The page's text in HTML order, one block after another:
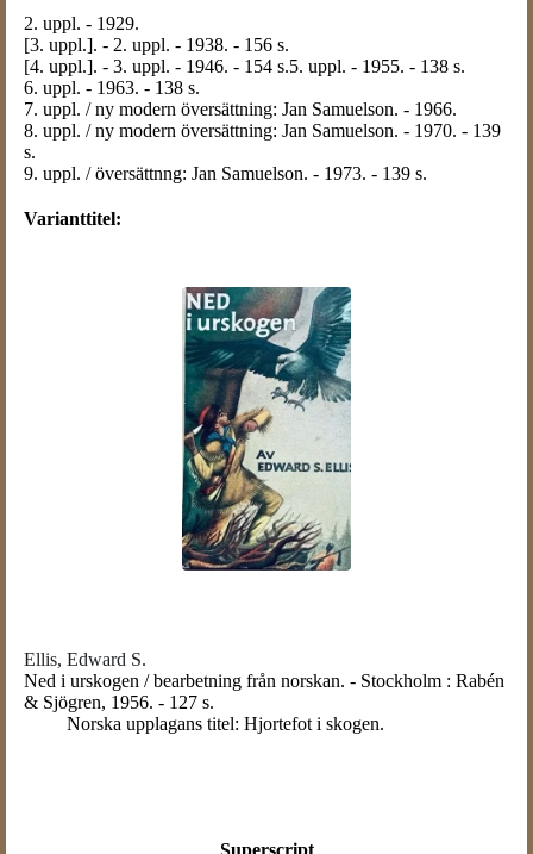
2. uppl. - 1929.
[3. uppl.]. - 2. uppl. - 1938. - 156 s.
[4. uppl.]. - 3. uppl. - 1946. - 154 s.5. uppl. - 1955. - 138 s.
6. uppl. - 1963. - 138 s.
7. uppl. / ny modern översättning: Jan Samuelson. - 1966.
8. uppl. / ny modern översättning: Jan Samuelson. - 1970. - 139
s.
9. uppl. / översättnng: Jan Samuelson. - 1973. - 139 s.
Varianttitel:
Ellis, Edward S.
Ned i urskogen / bearbetning från norskan. - Stockholm : Rabén
& Sjögren, 1956. - 127 s.
Norska upplagans titel: Hjortefot i skogen.
Superscript